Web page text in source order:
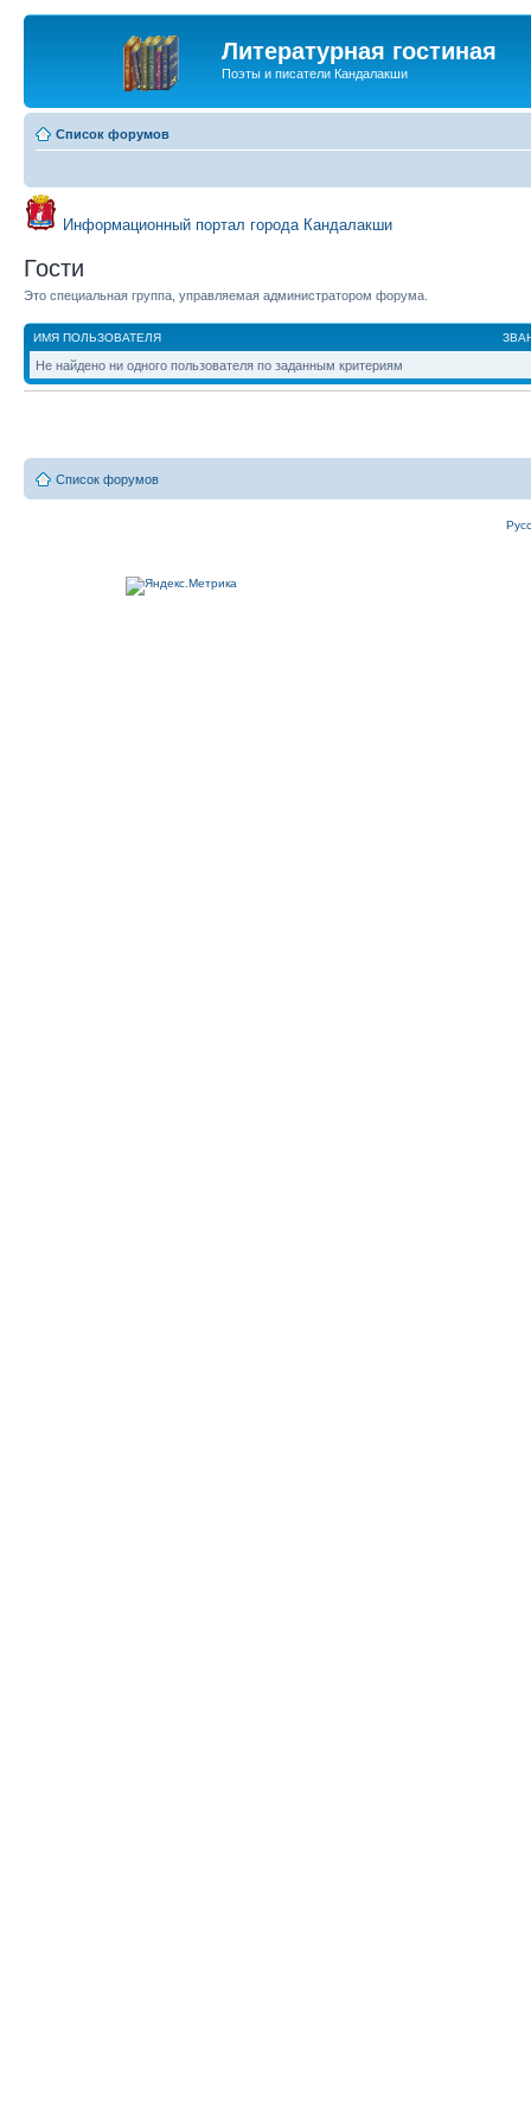
Литературная гостиная
Поэты и писатели Кандалакши
Список форумов
Информационный портал города Кандалакши
Гости
Это специальная группа, управляемая администратором форума.
ИМЯ ПОЛЬЗОВАТЕЛЯ
Не найдено ни одного пользователя по заданным критериям
Список форумов